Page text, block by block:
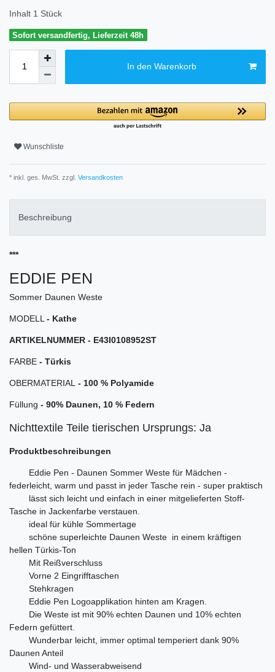
Inhalt 1 Stück
Sofort versandfertig, Lieferzeit 48h
In den Warenkorb
Wunschliste
* inkl. ges. MwSt. zzgl. Versandkosten
Beschreibung
***
EDDIE PEN
Sommer Daunen Weste
MODELL- Kathe
ARTIKELNUMMER - E43I0108952ST
FARBE - Türkis
OBERMATERIAL - 100 % Polyamide
Füllung - 90% Daunen, 10 % Federn
Nichttextile Teile tierischen Ursprungs: Ja
Produktbeschreibungen
Eddie Pen - Daunen Sommer Weste für Mädchen -
federleicht, warm und passt in jeder Tasche rein - super praktisch
lässt sich leicht und einfach in einer mitgelieferten Stoff-
Tasche in Jackenfarbe verstauen.
ideal für kühle Sommertage
schöne superleichte Daunen Weste in einem kräftigen
hellen Türkis-Ton
Mit Reißverschluss
Vorne 2 Eingrifftaschen
Stehkragen
Eddie Pen Logoapplikation hinten am Kragen.
Die Weste ist mit 90% echten Daunen und 10% echten
Federn gefüttert.
Wunderbar leicht, immer optimal temperiert dank 90%
Daunen Anteil
Wind- und Wasserabweisend